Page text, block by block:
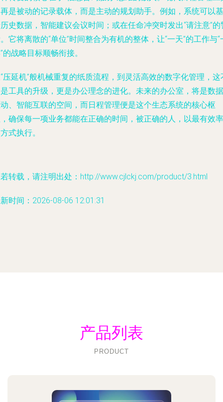
是被动的记录载体，而是主动的规划助手。例如，系统可以基
史数据，智能建议会议时间；或在任命冲突时发出“请注意”的
它将离散的“单位”时间整合为有机的整体，让“一天”的工作与“
的战略目标顺畅衔接。
压延机”般机械重复的纸质流程，到灵活高效的数字化管理，这
工具的升级，更是办公理念的进化。未来的办公室，将是数据
、智能互联的空间，而日程管理便是这个生态系统的核心枢
确保每一项业务都能在正确的时间，被正确的人，以最有效率
式执行。
转载，请注明出处：http://www.cjlckj.com/product/3.html
时间：2026-08-06 12:01:31
产品列表
PRODUCT